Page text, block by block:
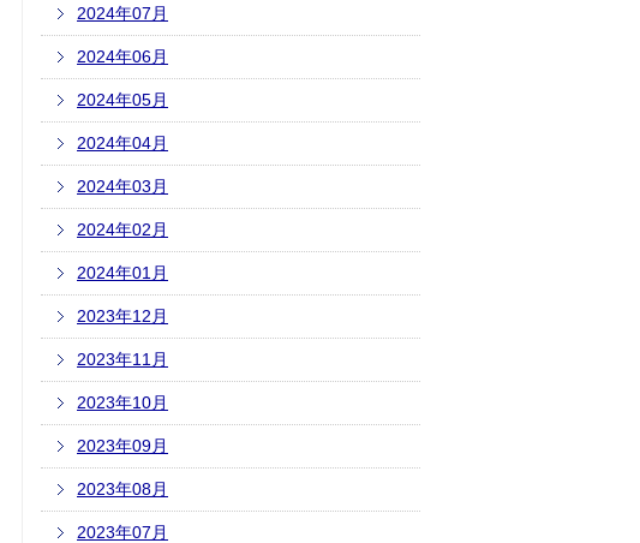
2024年07月
2024年06月
2024年05月
2024年04月
2024年03月
2024年02月
2024年01月
2023年12月
2023年11月
2023年10月
2023年09月
2023年08月
2023年07月